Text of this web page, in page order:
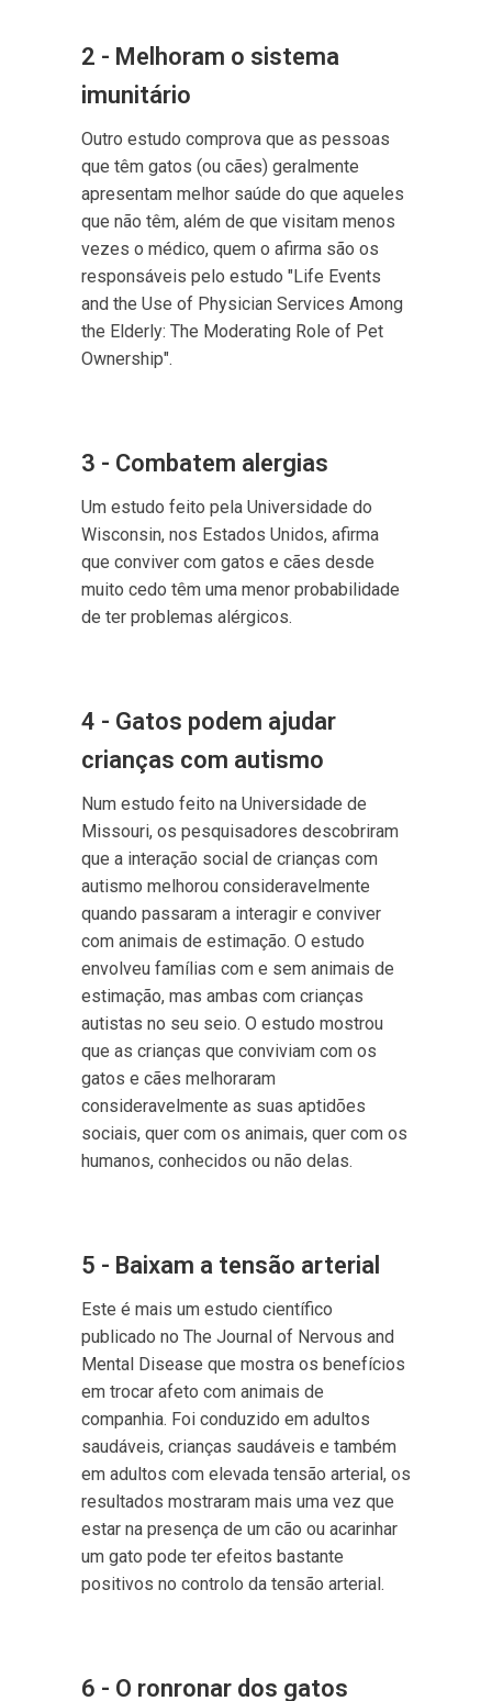
2 - Melhoram o sistema
imunitário
Outro estudo comprova que as pessoas
que têm gatos (ou cães) geralmente
apresentam melhor saúde do que aqueles
que não têm, além de que visitam menos
vezes o médico, quem o afirma são os
responsáveis pelo estudo "Life Events
and the Use of Physician Services Among
the Elderly: The Moderating Role of Pet
Ownership".
3 - Combatem alergias
Um estudo feito pela Universidade do
Wisconsin, nos Estados Unidos, afirma
que conviver com gatos e cães desde
muito cedo têm uma menor probabilidade
de ter problemas alérgicos.
4 - Gatos podem ajudar
crianças com autismo
Num estudo feito na Universidade de
Missouri, os pesquisadores descobriram
que a interação social de crianças com
autismo melhorou consideravelmente
quando passaram a interagir e conviver
com animais de estimação. O estudo
envolveu famílias com e sem animais de
estimação, mas ambas com crianças
autistas no seu seio. O estudo mostrou
que as crianças que conviviam com os
gatos e cães melhoraram
consideravelmente as suas aptidões
sociais, quer com os animais, quer com os
humanos, conhecidos ou não delas.
5 - Baixam a tensão arterial
Este é mais um estudo científico
publicado no The Journal of Nervous and
Mental Disease que mostra os benefícios
em trocar afeto com animais de
companhia. Foi conduzido em adultos
saudáveis, crianças saudáveis e também
em adultos com elevada tensão arterial, os
resultados mostraram mais uma vez que
estar na presença de um cão ou acarinhar
um gato pode ter efeitos bastante
positivos no controlo da tensão arterial.
6 - O ronronar dos gatos